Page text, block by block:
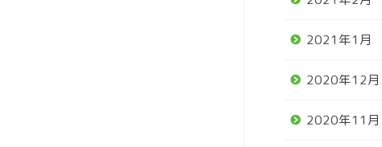
2021年1月
2020年12月
2020年11月